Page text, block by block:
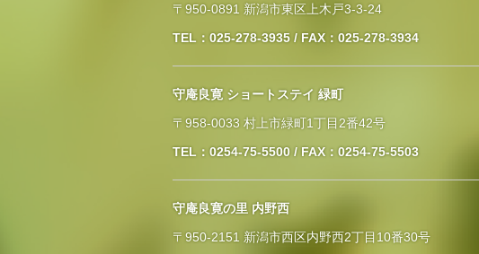
〒950-0891 新潟市東区上木戸3-3-24
TEL：025-278-3935 / FAX：025-278-3934
守庵良寛 ショートステイ 緑町
〒958-0033 村上市緑町1丁目2番42号
TEL：0254-75-5500 / FAX：0254-75-5503
守庵良寛の里 内野西
〒950-2151 新潟市西区内野西2丁目10番30号